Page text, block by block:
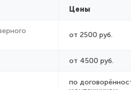
Цены
от 2500 руб.
от 4500 руб.
по